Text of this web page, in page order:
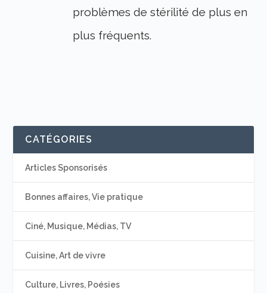
problèmes de stérilité de plus en
plus fréquents.
CATÉGORIES
Articles Sponsorisés
Bonnes affaires, Vie pratique
Ciné, Musique, Médias, TV
Cuisine, Art de vivre
Culture, Livres, Poésies